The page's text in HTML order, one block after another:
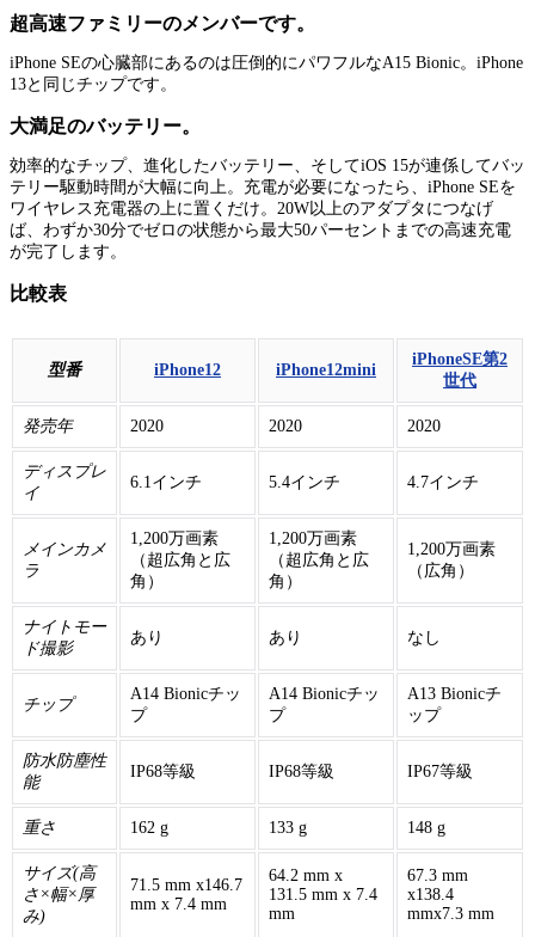
超高速ファミリーのメンバーです。
iPhone SEの心臓部にあるのは圧倒的にパワフルなA15 Bionic。iPhone
13と同じチップです。
大満足のバッテリー。
効率的なチップ、進化したバッテリー、そしてiOS 15が連係してバッ
テリー駆動時間が大幅に向上。充電が必要になったら、iPhone SEを
ワイヤレス充電器の上に置くだけ。20W以上のアダプタにつなげ
ば、わずか30分でゼロの状態から最大50パーセントまでの高速充電
が完了します。
比較表
型番 iPhone12 iPhone12mini
iPhoneSE第2
世代
発売年 2020 2020 2020
ディスプレ
イ
6.1インチ 5.4インチ 4.7インチ
メインカメ
ラ
1,200万画素
（超広角と広
角）
1,200万画素
（超広角と広
角）
1,200万画素
（広角）
ナイトモー
ド撮影
あり あり なし
チップ
A14 Bionicチッ
プ
A14 Bionicチッ
プ
A13 Bionicチ
ップ
防水防塵性
能
IP68等級 IP68等級 IP67等級
重さ 162 g 133 g 148 g
サイズ(高
さ×幅×厚
み)
71.5 mm x146.7
mm x 7.4 mm
64.2 mm x
131.5 mm x 7.4
mm
67.3 mm
x138.4
mmx7.3 mm